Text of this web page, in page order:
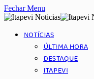
Fechar Menu
NOTÍCIAS
ÚLTIMA HORA
DESTAQUE
ITAPEVI